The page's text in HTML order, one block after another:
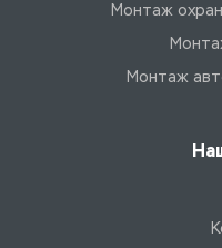
Монтаж
Монтаж